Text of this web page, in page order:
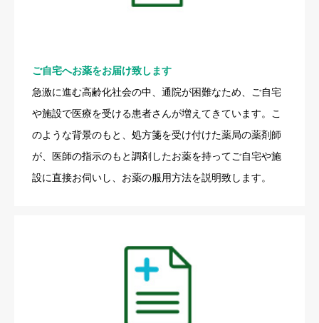
ご自宅へお薬をお届け致します
急激に進む高齢化社会の中、通院が困難なため、ご自宅
や施設で医療を受ける患者さんが増えてきています。こ
のような背景のもと、処方箋を受け付けた薬局の薬剤師
が、医師の指示のもと調剤したお薬を持ってご自宅や施
設に直接お伺いし、お薬の服用方法を説明致します。